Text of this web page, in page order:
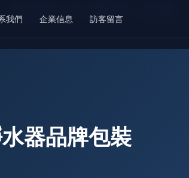
交AV午夜狂-色蕉
我們 企業信息 訪客留言
器品牌包裝